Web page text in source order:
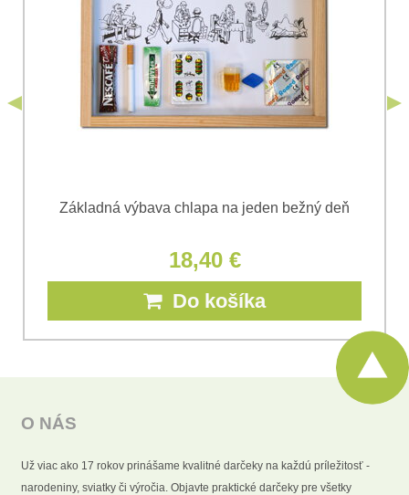
Ochrany osobných údajovspoločnosti Bomba
Základná výbava chlapa na jeden bežný deň
18,40 €
Do košíka
O NÁS
Už viac ako 17 rokov prinášame kvalitné darčeky na každú príležitosť -
narodeniny, sviatky či výročia. Objavte praktické darčeky pre všetky